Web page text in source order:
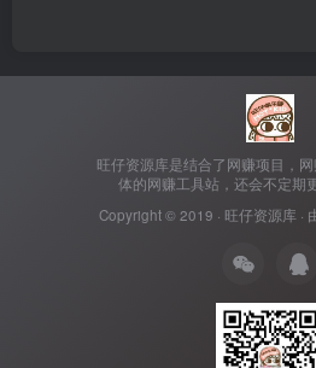
旺仔资源库是结合了网赚项目，
体的网赚工具站，还会不定期
Copyright © 2019 · 旺仔资源库 ·